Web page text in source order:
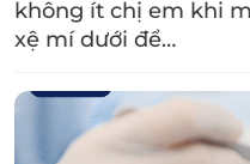
thể kéo dài từ 10 –
ở nơi uy tín và
không ít chị em khi
xệ mí dưới để…